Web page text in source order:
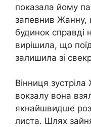
показала йому
запевнив Жанну,
будинок справді
вирішила, що
залишила зі
Вінниця
вокзалу вона
якнайшвидше
листа. Шлях